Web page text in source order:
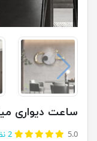
ساعت دیواری
5.0
2